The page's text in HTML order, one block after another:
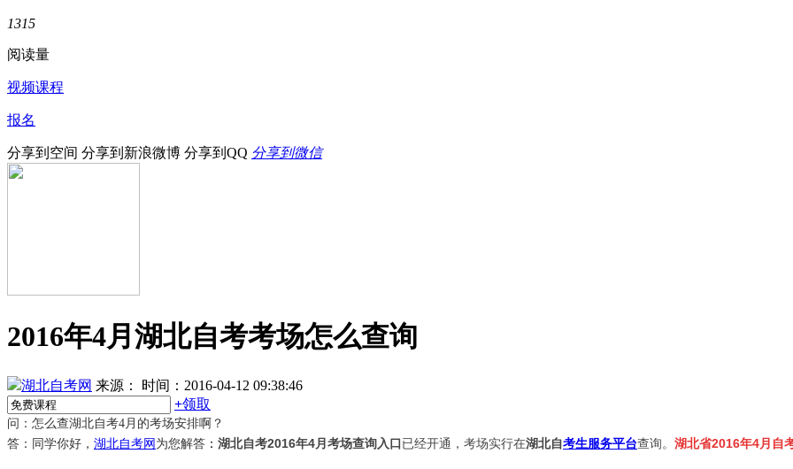
1315
阅读量
视频课程
报名
分享到空间 分享到新浪微博 分享到QQ 分享到微信
2016年4月湖北自考考场怎么查询
湖北自考网 来源：
时间：2016-04-12 09:38:46
+领取
问：怎么查湖北自考4月的考场安排啊？
答：同学你好， 湖北自考网 为您解答 ： 湖北自考2016年4月考场查询入口已经开通， 考场实行在湖北自考生服务平台查询。 湖北省2016年4月自